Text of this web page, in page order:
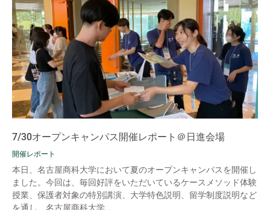
7/30オープンキャンパス開催レポート＠日進会場
開催レポート
本日、名古屋商科大学において夏のオープンキャンパスを開催し
ました。今回は、毎回好評をいただいているケースメソッド体験
授業、保護者対象の特別講演、大学特色説明、留学制度説明など
を通し、名古屋商科大学...